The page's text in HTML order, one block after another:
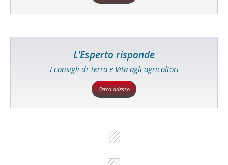
L'Esperto risponde
I consigli di Terra e Vita agli agricoltori
Cerca adesso